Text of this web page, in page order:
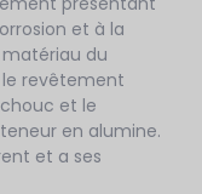
et à la
du
revêtement
et le
en alumine.
et a ses